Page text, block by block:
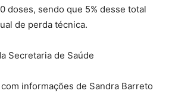
doses, sendo que 5% desse total
de perda técnica.
Secretaria de Saúde
informações de Sandra Barreto